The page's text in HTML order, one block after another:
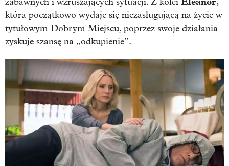
która początkowo wydaje się niezasługującą na życie w
tytułowym Dobrym Miejscu, poprzez swoje działania
zyskuje szansę na „odkupienie”.